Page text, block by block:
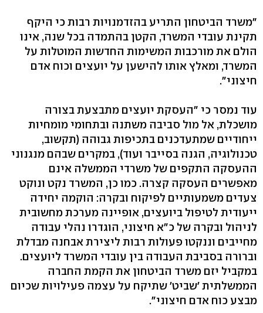
"משרד הביטחון התריע בהזדמנויות רבות כי היקף
תקינת עובדי המשרד, הקטן בהתמדה בכל שנה, אינו
הולם את מורכבות המשימות החדשות המוטלות על
המשרד, ומאלץ אותו להישען על יועצים וכוח אדם
חיצוני".
עוד נמסר כי "העסקת יועצים מתבצעת בצורה
מושכלת, אל מול סביבה משתנה ובתחומי מומחיות
ייחודיים שמתעדכנים בתכיפות גבוהה (תקשוב,
טכנולוגיה, הגנה בסייבר ועוד), במקרים שבהם מנגנוני
ההעסקה התקפים של משרדי הממשלה אינם
מאפשרים העסקה קצרה. כמו כן, המשרד נקט ונוקט
צעדים משמעותיים לפיקוח ובקרה: הוקמה יחידה
ייעודית לטיפול ביועצים, אופיינה מערכת מחשובית
לניהול ובקרה של כ"א חיצוני, הוגדרו נהלי עבודה
מחייבים וננקטו פעולות רבות ליצירת אבחנה מבדלת
וברורה בסביבת העבודה בין עובדי המשרד ליועצים.
במקביל יזם משרד הביטחון את הקמת החברה
הממשלתית 'שביט' שתיקח על עצמה פעילויות שכיום
מבצע כוח אדם חיצוני".